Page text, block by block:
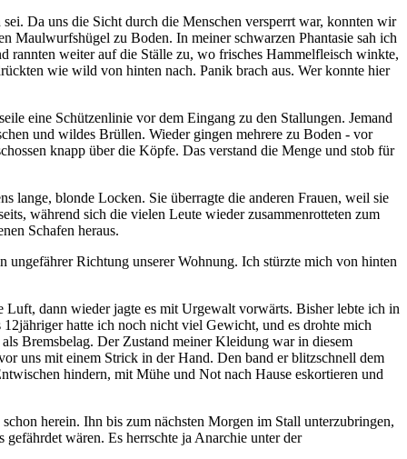
Da uns die Sicht durch die Menschen versperrt war, konnten wir
Maulwurfshügel zu Boden. In meiner schwarzen Phantasie sah ich
rannten weiter auf die Ställe zu, wo frisches Hammelfleisch winkte,
wie wild von hinten nach. Panik brach aus. Wer konnte hier
eine Schützenlinie vor dem Eingang zu den Stallungen. Jemand
und wildes Brüllen. Wieder gingen mehrere zu Boden - vor
knapp über die Köpfe. Das verstand die Menge und stob für
lange, blonde Locken. Sie überragte die anderen Frauen, weil sie
während sich die vielen Leute wieder zusammenrotteten zum
Schafen heraus.
Richtung unserer Wohnung. Ich stürzte mich von hinten
Luft, dann wieder jagte es mit Urgewalt vorwärts. Bisher lebte ich in
hatte ich noch nicht viel Gewicht, und es drohte mich
Bremsbelag. Der Zustand meiner Kleidung war in diesem
uns mit einem Strick in der Hand. Den band er blitzschnell dem
hindern, mit Mühe und Not nach Hause eskortieren und
herein. Ihn bis zum nächsten Morgen im Stall unterzubringen,
wären. Es herrschte ja Anarchie unter der